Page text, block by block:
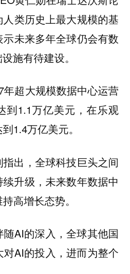
类历史上最大规模的基
示未来多年全球仍会有数
施有待建设。
年超大规模数据中心运营
到1.1万亿美元，在乐观
1.4万亿美元。
出，全球科技巨头之间
升级，未来数年数据中
高增长态势。
AI的深入，全球其他国
AI的投入，进而为整个